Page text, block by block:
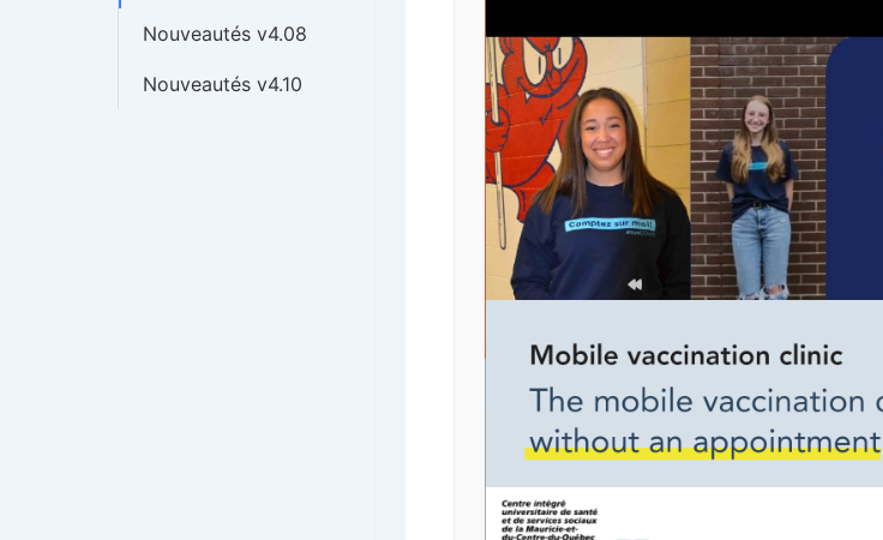
Nouveautés v4.08
Nouveautés v4.10